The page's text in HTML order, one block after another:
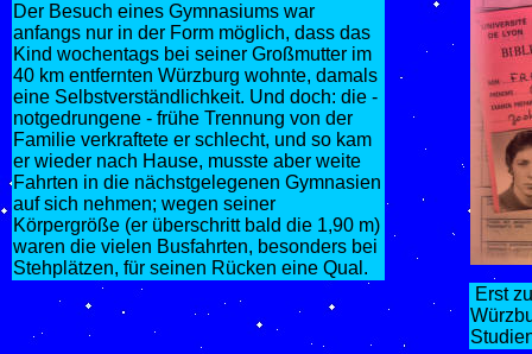
Der Besuch eines Gymnasiums war
anfangs nur in der Form möglich, dass das
Kind wochentags bei seiner Großmutter im
40 km entfernten Würzburg wohnte, damals
eine Selbstverständlichkeit. Und doch: die -
notgedrungene - frühe Trennung von der
Familie verkraftete er schlecht, und so kam
er wieder nach Hause, musste aber weite
Fahrten in die nächstgelegenen Gymnasien
auf sich nehmen; wegen seiner
Körpergröße (er überschritt bald die 1,90 m)
waren die vielen Busfahrten, besonders bei
Stehplätzen, für seinen Rücken eine Qual.
Erst